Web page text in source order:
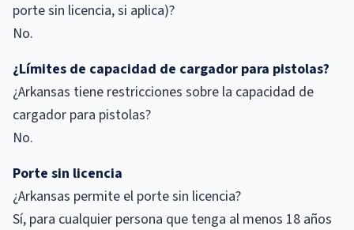
porte sin licencia, si aplica)?
No.
¿Límites de capacidad de cargador para pistolas?
¿Arkansas tiene restricciones sobre la capacidad de
cargador para pistolas?
No.
Porte sin licencia
¿Arkansas permite el porte sin licencia?
Sí, para cualquier persona que tenga al menos 18 años